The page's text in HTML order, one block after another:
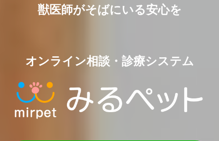
獣医師がそばにいる安心を
オンライン相談・診療システム